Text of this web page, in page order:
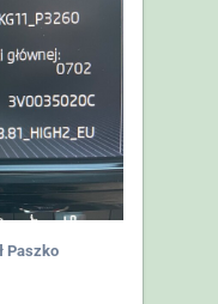
Paszko